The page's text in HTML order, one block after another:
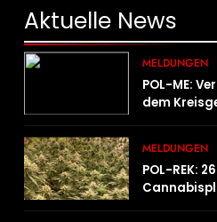
Aktuelle News
MELDUNGEN
POL-ME:
dem
MELDUNGEN
POL-REK: